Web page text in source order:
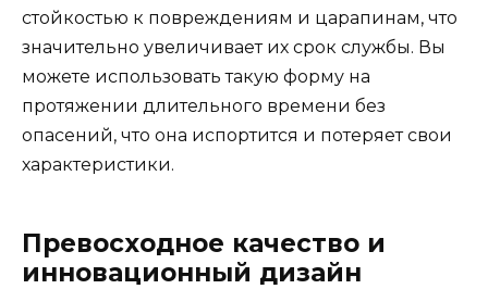
стойкостью к повреждениям и царапинам, что
значительно увеличивает их срок службы. Вы
можете использовать такую форму на
протяжении длительного времени без
опасений, что она испортится и потеряет свои
характеристики.
Превосходное качество и
инновационный дизайн